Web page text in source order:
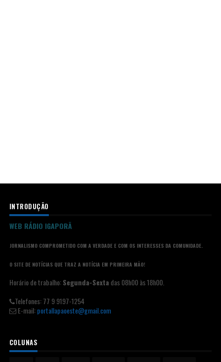
INTRODUÇÃO
WEB RÁDIO IGAPORÃ
JORNALISMO COMPROMETIDO COM A VERDADE E COM OS INTERESSES DA COMUNIDADE.
O SITE DE NOTÍCIAS QUE TRAZ A NOTÍCIA EM PRIMEIRA MÃO!
Horário de trabalho:Segunda-Sexta das 08h00 às 18h00.
Telefones: 77 9 9197-1254
E-mail:portallapaoeste@gmail.com
COLUNAS